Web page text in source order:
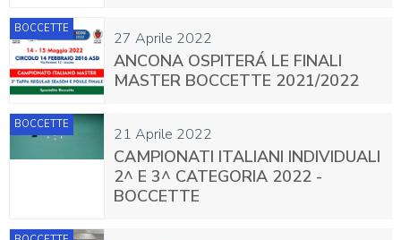
27 Aprile 2022
BOCCETTE
ANCONA OSPITERÁ LE FINALI
MASTER BOCCETTE 2021/2022
21 Aprile 2022
BOCCETTE
CAMPIONATI ITALIANI INDIVIDUALI
2^ E 3^ CATEGORIA 2022 -
BOCCETTE